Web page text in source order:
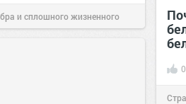
и сплошного жизненного
0